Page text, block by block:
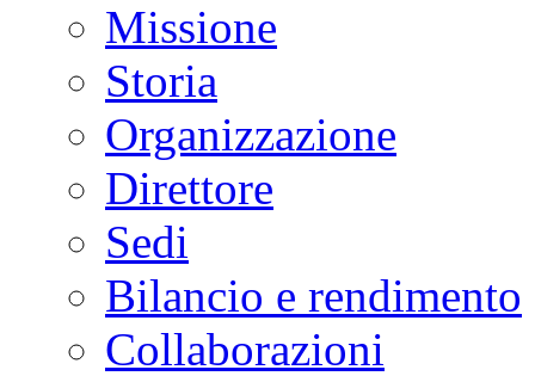
Missione
Storia
Organizzazione
Direttore
Sedi
Bilancio e rendimento
Collaborazioni